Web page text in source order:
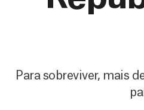
Para sobreviver, mais